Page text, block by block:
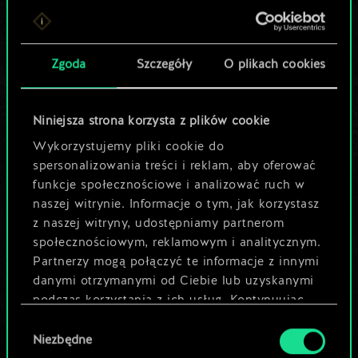
Zgoda Szczegóły O plikach cookies
Niniejsza strona korzysta z plików cookie
Wykorzystujemy pliki cookie do
spersonalizowania treści i reklam, aby oferować
funkcje społecznościowe i analizować ruch w
naszej witrynie. Informacje o tym, jak korzystasz
z naszej witryny, udostępniamy partnerom
społecznościowym, reklamowym i analitycznym.
Partnerzy mogą połączyć te informacje z innymi
danymi otrzymanymi od Ciebie lub uzyskanymi
podczas korzystania z ich usług. Kontynuując
używanie plików cookie.
zgody
Niezbędne
Lubisz grać tą talią?
Pomóż społeczności
odkryć jej
potencjał!
Nazwij talię i opisz swoją strategię
Edytuj talię
LUB